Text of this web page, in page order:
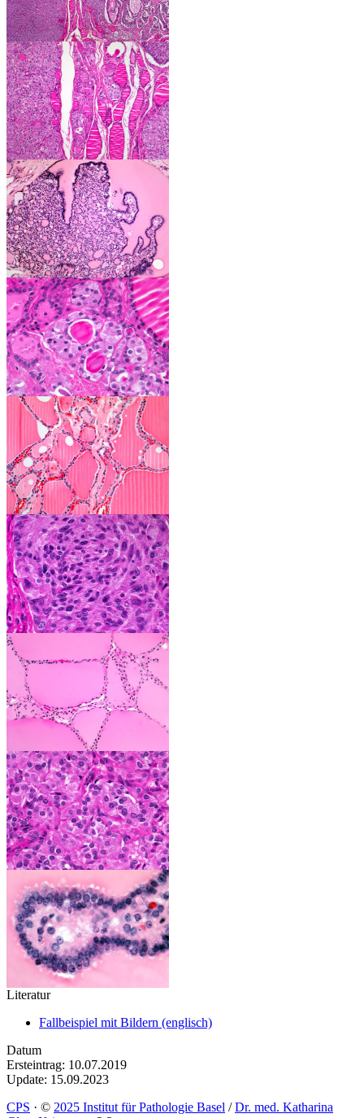
Literatur
Fallbeispiel mit Bildern (englisch)
Datum
Ersteintrag: 10.07.2019
Update: 15.09.2023
CPS · © 2025 Institut für Pathologie Basel /Dr. med. Katharina